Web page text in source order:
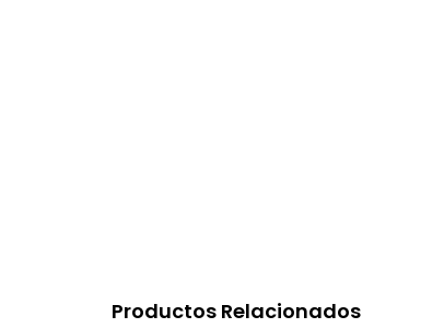
Productos Relacionados